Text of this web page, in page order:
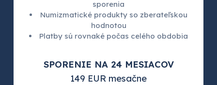
sporenia
Numizmatické produkty so zberateľskou
hodnotou
Platby sú rovnaké počas celého obdobia
SPORENIE NA 24 MESIACOV
149 EUR mesačne